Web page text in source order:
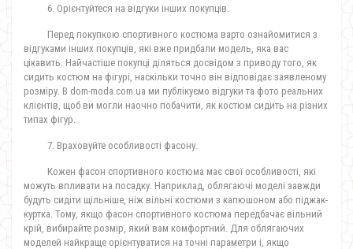
6. Орієнтуйтеся на відгуки інших покупців.
Перед покупкою спортивного костюма варто ознайомитися з
відгуками інших покупців, які вже придбали модель, яка вас
цікавить. Найчастіше покупці діляться досвідом з приводу того, як
сидить костюм на фігурі, наскільки точно він відповідає заявленому
розміру. В dom-moda.com.ua ми публікуємо відгуки та фото реальних
клієнтів, щоб ви могли наочно побачити, як костюм сидить на різних
типах фігур.
7. Враховуйте особливості фасону.
Кожен фасон спортивного костюма має свої особливості, які
можуть впливати на посадку. Наприклад, облягаючі моделі завжди
будуть сидіти щільніше, ніж вільні костюми з капюшоном або піджак-
куртка. Тому, якщо фасон спортивного костюма передбачає вільний
крій, вибирайте розмір, який вам комфортний. Для облягаючих
моделей найкраще орієнтуватися на точні параметри і, якщо